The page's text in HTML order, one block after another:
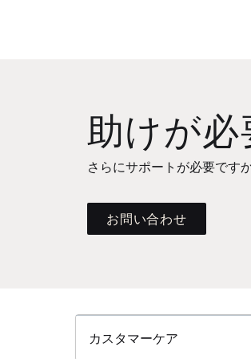
助けが必
さらにサポートが必要です
お問い合わせ
カスタマーケア